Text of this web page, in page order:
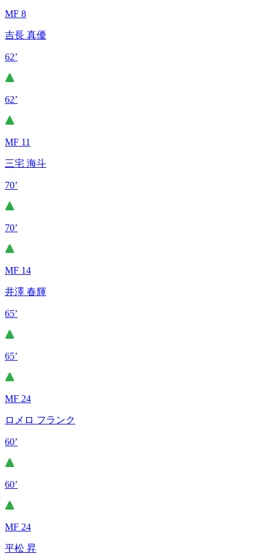
MF 8
吉長 真優
62’
62’
MF 11
三宅 海斗
70’
70’
MF 14
井澤 春輝
65’
65’
MF 24
ロメロ フランク
60’
60’
MF 24
平松 昇